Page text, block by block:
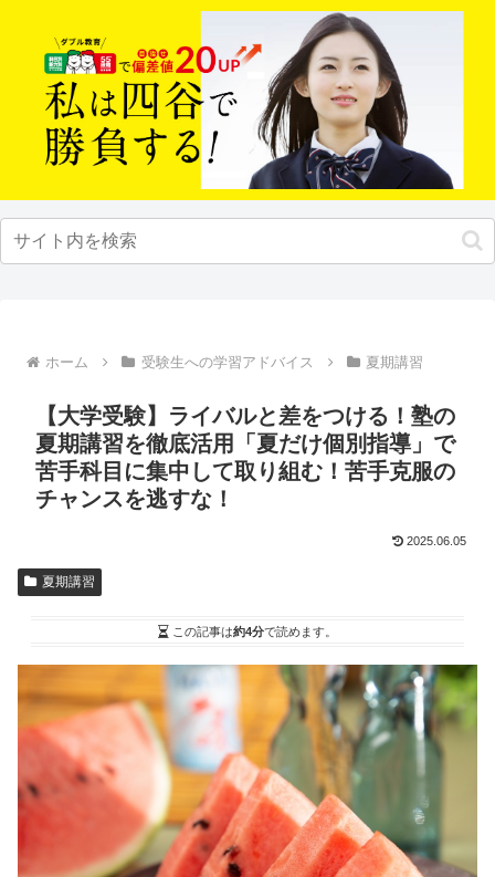
ホーム 受験生への学習アドバイス 夏期講習
【大学受験】ライバルと差をつける！塾の
夏期講習を徹底活用「夏だけ個別指導」で
苦手科目に集中して取り組む！苦手克服の
チャンスを逃すな！
2025.06.05
夏期講習
この記事は約4分で読めます。